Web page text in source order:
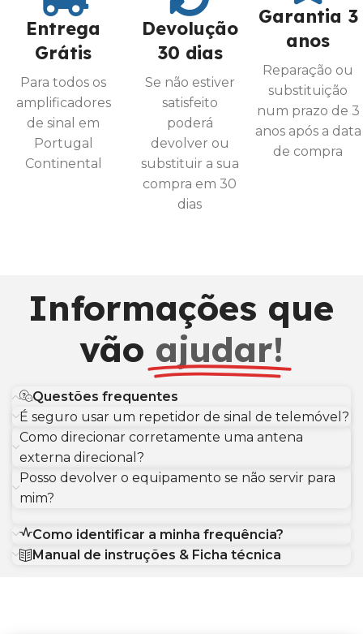
Entrega
Grátis
Para todos os
amplificadores
de sinal em
Portugal
Continental
Devolução
30 dias
Se não estiver
satisfeito
poderá
devolver ou
substituir a sua
compra em 30
dias
Garantia 3
anos
Reparação ou
substituição
num prazo de 3
anos após a data
de compra
Informações que
vão ajudar!
Questões frequentes
É seguro usar um repetidor de sinal de telemóvel?
Como direcionar corretamente uma antena
externa direcional?
Posso devolver o equipamento se não servir para
mim?
Como identificar a minha frequência?
Manual de instruções & Ficha técnica